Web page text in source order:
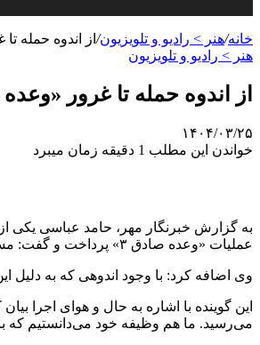
خانه/هنر > رادیو و تلویزیون/ از اندوه حمله تا غرور «وعده
هنر > رادیو و تلویزیون
از اندوه حمله تا غرور «وعده صادق ۳»؛ اتحاد نقطه قوت
۱۴۰۴/۰۳/۲۵
خواندن این مطلب 1 دقیقه زمان میبرد
عملیات «وعده صادق ۳» پرداخت و گفت: مسلما شنیدن خبر و درک ابعاد حمله ناجوانمردانه رژیم خونخوار صهیونیستی که حتی به کودکان و زنان هم رحم نکرده حس سنگینی بر فضا حاکم کرد.
وی اضافه کرد: با وجود اندوهی که به دلیل
می‌رسید. ما هم وظیفه خود می‌دانستیم که